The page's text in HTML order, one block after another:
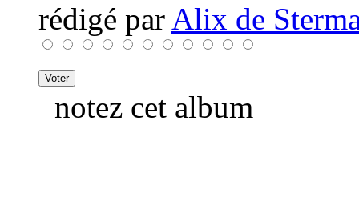
rédigé par Alix de
notez cet album